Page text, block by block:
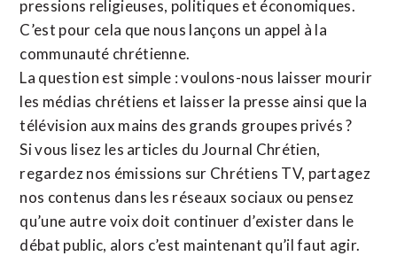
pressions religieuses, politiques et économiques.
C’est pour cela que nous lançons un appel à la
communauté chrétienne.
La question est simple : voulons-nous laisser mourir
les médias chrétiens et laisser la presse ainsi que la
télévision aux mains des grands groupes privés ?
Si vous lisez les articles du Journal Chrétien,
regardez nos émissions sur Chrétiens TV, partagez
nos contenus dans les réseaux sociaux ou pensez
qu’une autre voix doit continuer d’exister dans le
débat public, alors c’est maintenant qu’il faut agir.